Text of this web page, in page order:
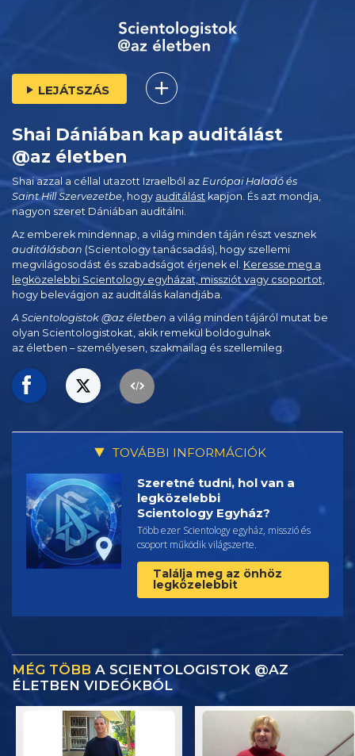
LEJÁTSZÁS
Shai Dániában kap auditálást
@az életben
Shai azzal a céllal utazott Izraelből az Európai Haladó és
Saint Hill Szervezetbe, hogy auditálást kapjon. És azt mondja,
nagyon szeret Dániában auditálni.
Az emberek mindennap, a világ minden táján részt vesznek
auditálásban (Scientology tanácsadás), hogy szellemi
megvilágosodást és szabadságot érjenek el. Keresse meg a
legközelebbi Scientology egyházat, missziót vagy csoportot,
hogy belevágjon az auditálás kalandjába.
A Scientologistok @az életben a világ minden tájáról mutat be
olyan Scientologistokat, akik remekül boldogulnak
az életben – személyesen, szakmailag és szellemileg.
TOVÁBBI INFORMÁCIÓK
Szeretné tudni, hol van a
legközelebbi
Scientology Egyház?
Több ezer Scientology egyház, misszió és
csoport működik világszerte.
Találja meg az önhöz
legközelebbit
MÉG TÖBB A SCIENTOLOGISTOK @AZ
ÉLETBEN VIDEÓKBÓL